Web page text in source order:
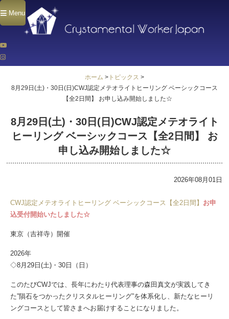
Menu
ホーム > トピックス >
8月29日(土)・30日(日)CWJ認定メテオライトヒーリング ベーシックコース
【全2日間】 お申し込み開始しました☆
8月29日(土)・30日(日)CWJ認定メテオライト
ヒーリング ベーシックコース【全2日間】 お
申し込み開始しました☆
2026年08月01日
CWJ認定メテオライトヒーリング ベーシックコース【全2日間】 お申
込受付開始いたしました☆
東京（吉祥寺）開催
2026年
◇8月29日(土)・30日（日）
このたびCWJでは、長年にわたり代表理事の森田真文が実践してき
た”隕石をつかったクリスタルヒーリング”を体系化し、新たなヒーリ
ングコースとして皆さまへお届けすることになりました。